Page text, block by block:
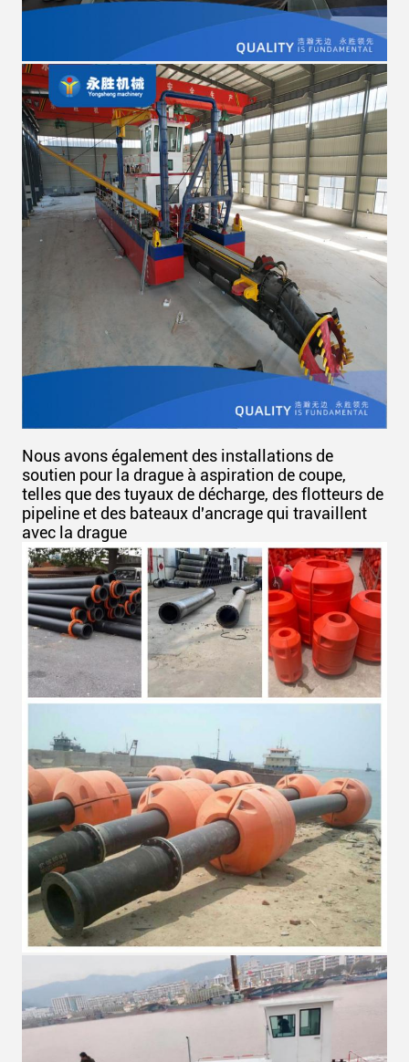
Nous avons également des installations de
soutien pour la drague à aspiration de coupe,
telles que des tuyaux de décharge, des flotteurs de
pipeline et des bateaux d'ancrage qui travaillent
avec la drague